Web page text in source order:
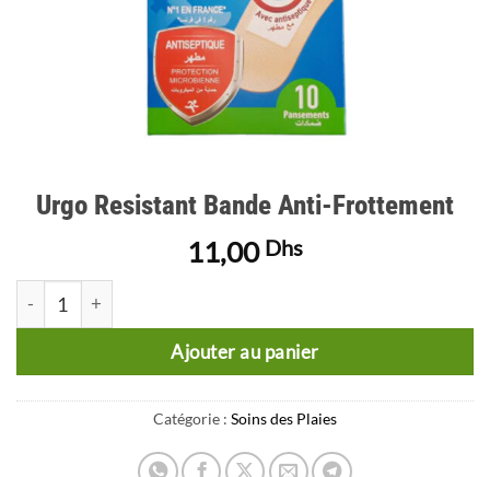
Urgo Resistant Bande Anti-Frottement
11,00 Dhs
quantité de Urgo Resistant Bande Anti-Frottement
Ajouter au panier
Catégorie : Soins des Plaies